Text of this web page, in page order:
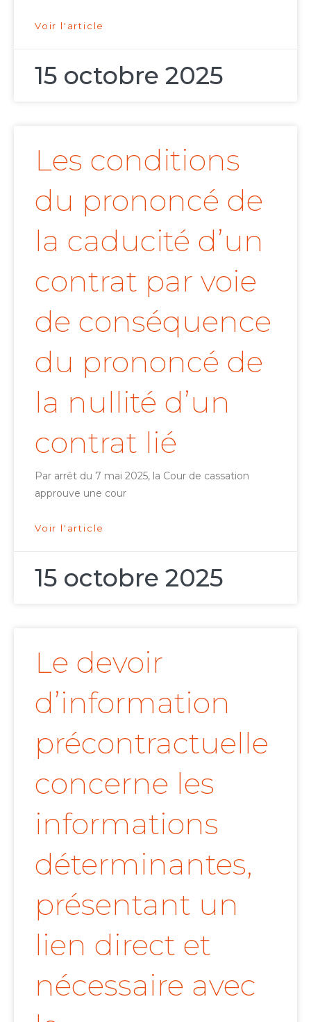
Voir l'article
15 octobre 2025
Les conditions
du prononcé de
la caducité d’un
contrat par voie
de conséquence
du prononcé de
la nullité d’un
contrat lié
Par arrêt du 7 mai 2025, la Cour de cassation
approuve une cour
Voir l'article
15 octobre 2025
Le devoir
d’information
précontractuelle
concerne les
informations
déterminantes,
présentant un
lien direct et
nécessaire avec